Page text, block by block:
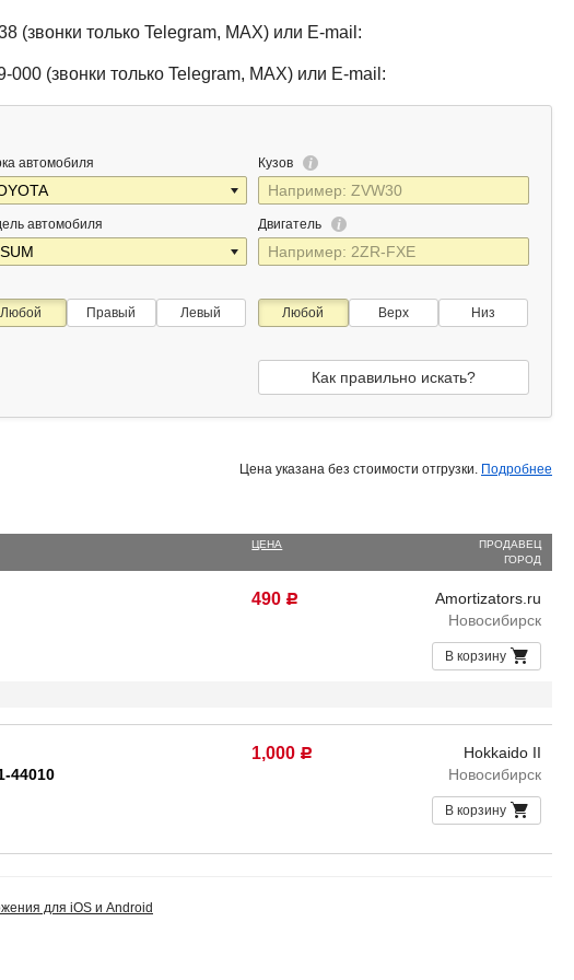
(звонки только Telegram, MAX) или E-mail:
(звонки только Telegram, MAX) или E-mail:
автомобиля
автомобиля
Кузов
Двигатель
Любой Правый Левый Любой Верх Низ
Как правильно искать?
Цена указана без стоимости отгрузки. Подробнее
ЦЕНА
ПРОДАВЕЦ
ГОРОД
490 Р
Amortizators.ru
Новосибирск
В корзину
44010
1,000 Р
Hokkaido II
Новосибирск
В корзину
для iOS и Android